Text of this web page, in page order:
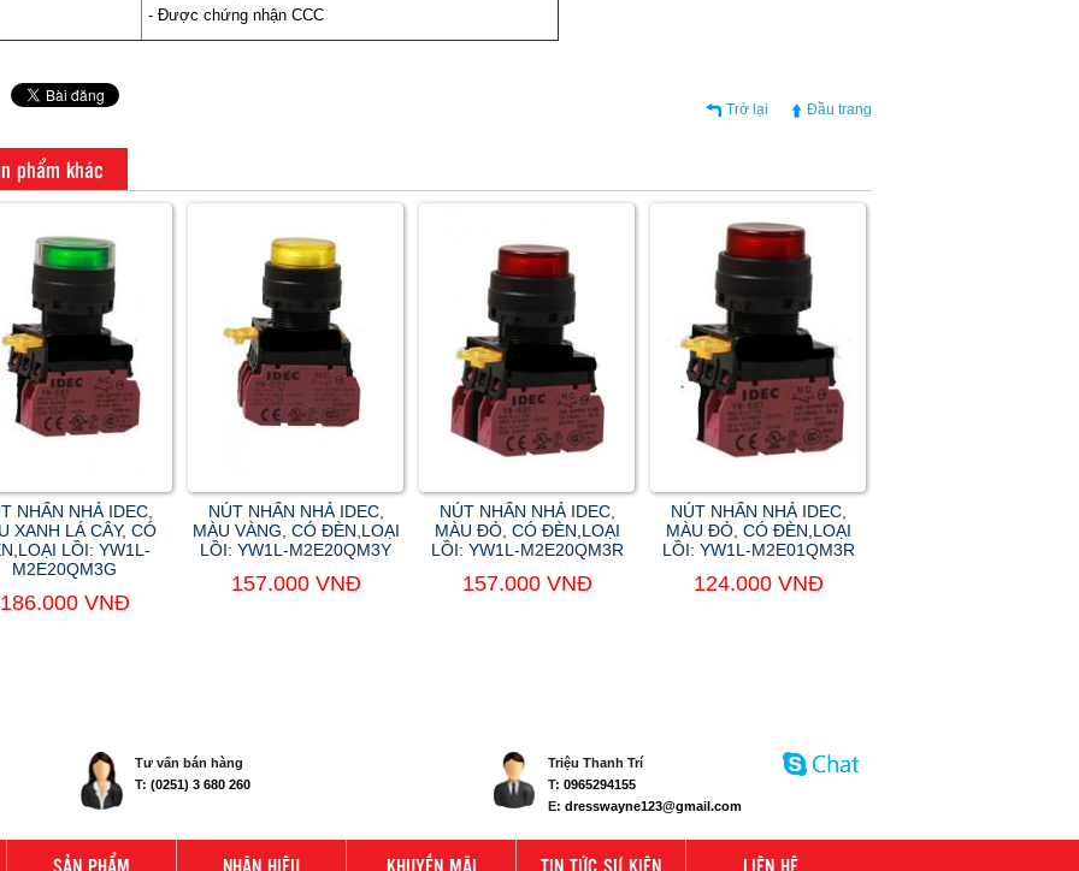
- Được chứng nhận CCC
Trở lại Đầu trang
phẩm khác
NHẤN NHẢ IDEC,
XANH LÁ CÂY, CÓ
LỒI: YW1L-
M2E20QM3G
186.000 VNĐ
NÚT NHẤN NHẢ IDEC,
MÀU VÀNG, CÓ ĐÈN,LOẠI
LỒI: YW1L-M2E20QM3Y
157.000 VNĐ
NÚT NHẤN NHẢ IDEC,
MÀU ĐỎ, CÓ ĐÈN,LOẠI
LỒI: YW1L-M2E20QM3R
157.000 VNĐ
NÚT NHẤN NHẢ IDEC,
MÀU ĐỎ, CÓ ĐÈN,LOẠI
LỒI: YW1L-M2E01QM3R
124.000 VNĐ
Tư vấn bán hàng
T: (0251) 3 680 260
Triệu Thanh Trí
T: 0965294155
E: dresswayne123@gmail.com